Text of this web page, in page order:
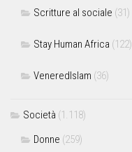
Scritture al sociale (31)
Stay Human Africa (122)
VeneredIslam (36)
Società (1.118)
Donne (259)